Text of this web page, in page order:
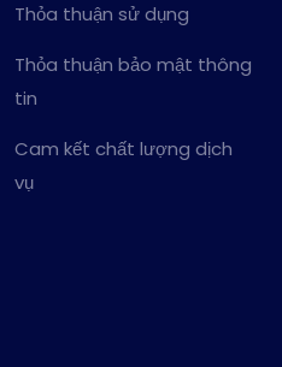
Thỏa thuận sử dụng
Thỏa thuận bảo mật thông
tin
Cam kết chất lượng dịch
vụ